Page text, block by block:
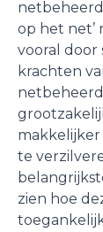
op het net’
vooral door
krachten
te
zien hoe